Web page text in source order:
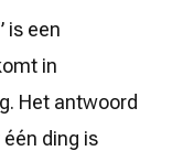
is een
in
Het antwoord
ding is